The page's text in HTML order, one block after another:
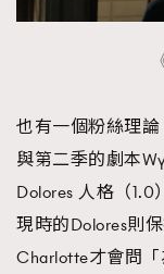
也有一個粉絲理論
與第二季的劇本
Dolores 人格（
現時的Dolores則
Charlotte才會問